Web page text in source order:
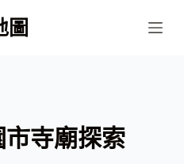
圖
寺廟探索